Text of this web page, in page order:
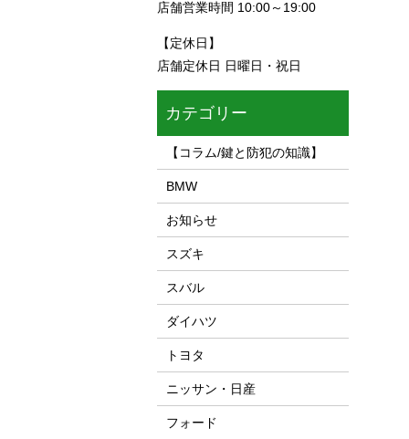
店舗営業時間 10:00～19:00
【定休日】
店舗定休日 日曜日・祝日
カテゴリー
【コラム/鍵と防犯の知識】
BMW
お知らせ
スズキ
スバル
ダイハツ
トヨタ
ニッサン・日産
フォード